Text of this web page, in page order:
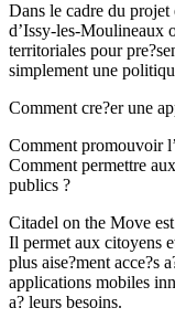
Dans le cadre du
d’Issy-les-Moulineaux
territoriales pour
simplement une
Comment cre?er une
Comment promouvoir
Comment permettre
publics ?
Citadel on the Move
Il permet aux citoyens
plus aise?ment acce?s
applications mobiles
a? leurs besoins.